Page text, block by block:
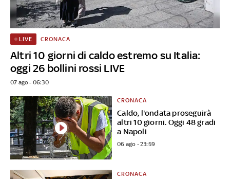
Altri 10 giorni di caldo estremo su Italia:
oggi 26 bollini rossi LIVE
LIVE CRONACA
07 ago - 06:30
Caldo, l'ondata proseguirà
altri 10 giorni. Oggi 48 gradi
a Napoli
CRONACA
06 ago - 23:59
CRONACA